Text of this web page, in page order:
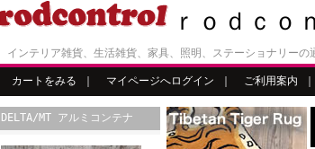
ｒｏｄｃｏ
インテリア雑貨、生活雑貨、家具、照明、ステーショナリーの
カートをみる マイページへログイン ご利用案内
DELTA/MT アルミコンテナ